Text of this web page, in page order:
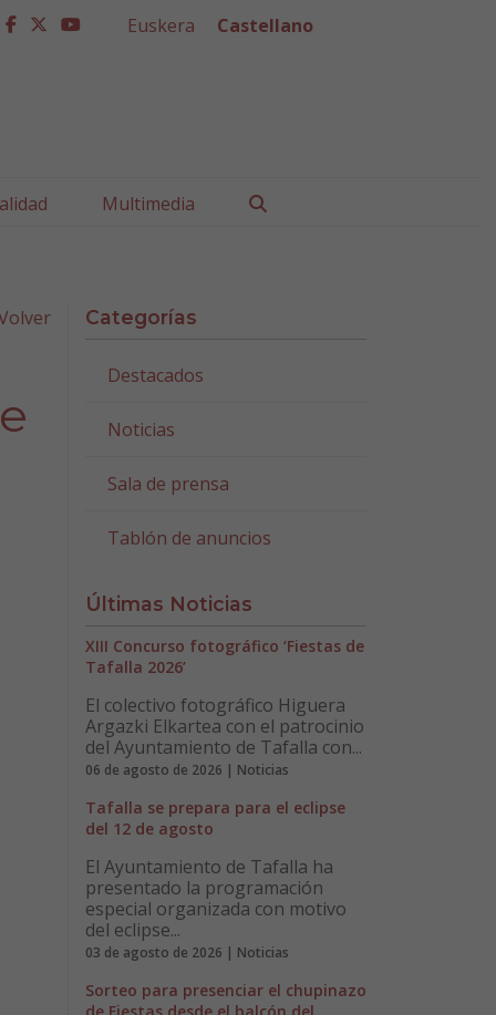
facebook
twitter
youtube
Euskera Castellano
Multimedia
Categorías
Destacados
Noticias
Sala de prensa
Tablón de anuncios
Últimas Noticias
XIII Concurso fotográfico ‘Fiestas de
Tafalla 2026’
El colectivo fotográfico Higuera
Argazki Elkartea con el patrocinio
del Ayuntamiento de Tafalla con...
06 de agosto de 2026 | Noticias
Tafalla se prepara para el eclipse
del 12 de agosto
El Ayuntamiento de Tafalla ha
presentado la programación
especial organizada con motivo
del eclipse...
03 de agosto de 2026 | Noticias
Sorteo para presenciar el chupinazo